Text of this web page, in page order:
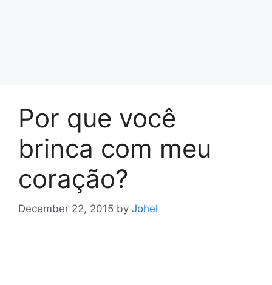
Por que você
brinca com meu
coração?
December 22, 2015 by Johel